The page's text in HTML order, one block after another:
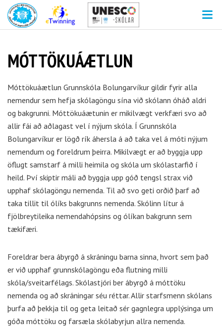
MÓTTÖKUÁÆTLUN
Móttökuáætlun Grunnskóla Bolungarvíkur gildir fyrir alla
nemendur sem hefja skólagöngu sína við skólann óháð aldri
og bakgrunni. Móttökuáætunin er mikilvægt verkfæri svo að
allir fái að aðlagast vel í nýjum skóla. Í Grunnskóla
Bolungarvíkur er lögð rík áhersla á að taka vel á móti nýjum
nemendum og foreldrum þeirra. Mikilvægt er að byggja upp
öflugt samstarf á milli heimila og skóla um skólastarfið í
heild. Því skiptir máli að byggja upp góð tengsl strax við
upphaf skólagöngu nemenda. Til að svo geti orðið þarf að
taka tillit til ólíks bakgrunns nemenda. Skólinn lítur á
fjölbreytileika nemendahópsins og ólíkan bakgrunn sem
tækifæri.
Foreldrar bera ábyrgð á skráningu barna sinna, hvort sem það
er við upphaf grunnskólagöngu eða flutning milli
skóla/sveitarfélags. Skólastjóri ber ábyrgð á móttöku
nemenda og að skráningar séu réttar. Allir starfsmenn skólans
þurfa að þekkja til og geta leitað sér gagnlegra upplýsinga um
góða móttöku og farsæla skólabyrjun allra nemenda.